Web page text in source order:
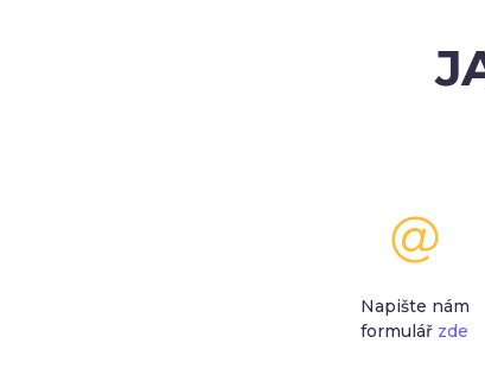
Napište nám
formulář zde